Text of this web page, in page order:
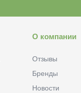
О компании
Отзывы
Бренды
Новости